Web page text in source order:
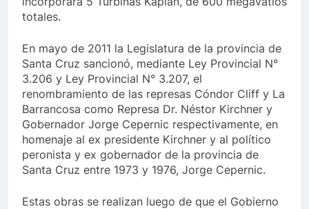
totales.
En mayo de 2011 la Legislatura de la provincia de
Santa Cruz sancionó, mediante Ley Provincial N°
3.206 y Ley Provincial N° 3.207, el
renombramiento de las represas Cóndor Cliff y La
Barrancosa como Represa Dr. Néstor Kirchner y
Gobernador Jorge Cepernic respectivamente, en
homenaje al ex presidente Kirchner y al político
peronista y ex gobernador de la provincia de
Santa Cruz entre 1973 y 1976, Jorge Cepernic.
Estas obras se realizan luego de que el Gobierno